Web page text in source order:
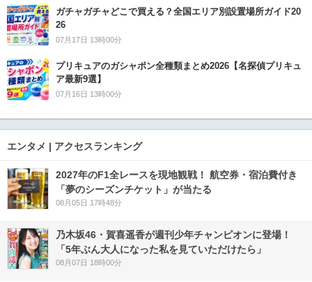
ガチャガチャどこで買える？全国エリア別設置場所ガイド20
26
07月17日 13時00分
プリキュアのガシャポン全種類まとめ2026【名探偵プリキュ
ア最新9選】
07月16日 13時00分
エンタメ | アクセスランキング
2027年のF1全レースを現地観戦！ 航空券・宿泊費付き
「夢のシーズンチケット」が当たる
08月05日 17時48分
乃木坂46・賀喜遥香が週刊少年チャンピオンに登場！
「5年ぶん大人になった私を見ていただけたら」
08月07日 18時00分